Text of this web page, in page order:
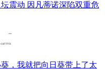
震动 因凡蒂诺深陷双重危
，我就把向日葵带上了太